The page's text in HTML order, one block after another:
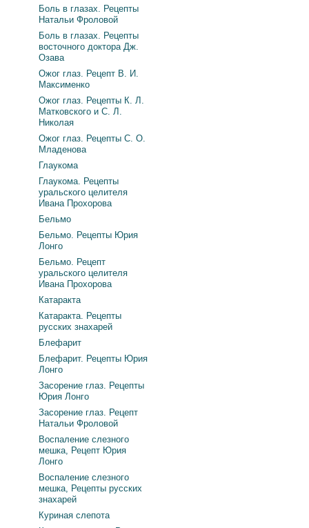
Боль в глазах. Рецепты
Натальи Фроловой
Боль в глазах. Рецепты
восточного доктора Дж.
Озава
Ожог глаз. Рецепт В. И.
Максименко
Ожог глаз. Рецепты К. Л.
Матковского и С. Л.
Николая
Ожог глаз. Рецепты С. О.
Младенова
Глаукома
Глаукома. Рецепты
уральского целителя
Ивана Прохорова
Бельмо
Бельмо. Рецепты Юрия
Лонго
Бельмо. Рецепт
уральского целителя
Ивана Прохорова
Катаракта
Катаракта. Рецепты
русских знахарей
Блефарит
Блефарит. Рецепты Юрия
Лонго
Засорение глаз. Рецепты
Юрия Лонго
Засорение глаз. Рецепт
Натальи Фроловой
Воспаление слезного
мешка, Рецепт Юрия
Лонго
Воспаление слезного
мешка, Рецепты русских
знахарей
Куриная слепота